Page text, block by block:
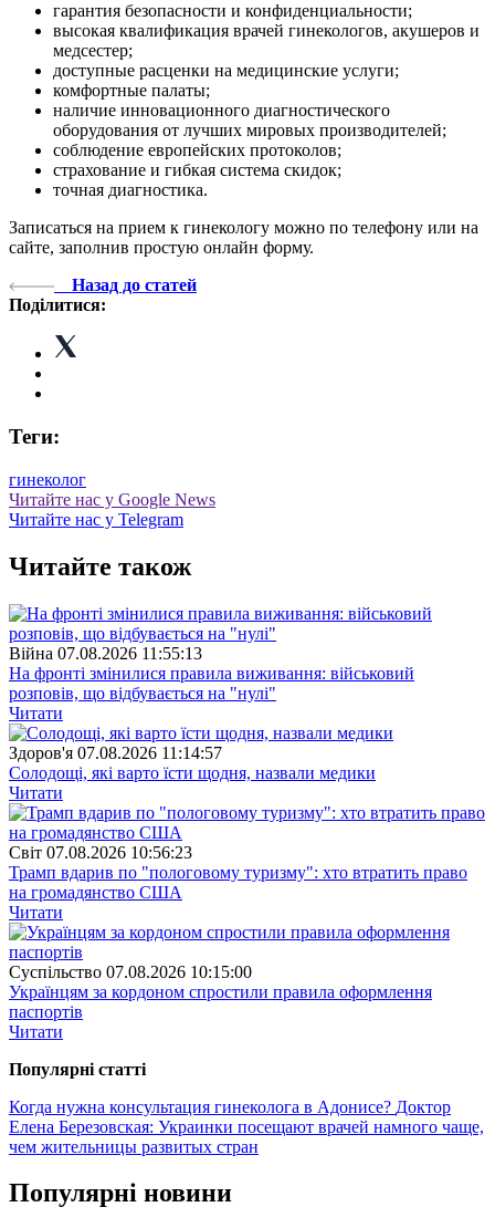
гарантия безопасности и конфиденциальности;
высокая квалификация врачей гинекологов, акушеров и
медсестер;
доступные расценки на медицинские услуги;
комфортные палаты;
наличие инновационного диагностического
оборудования от лучших мировых производителей;
соблюдение европейских протоколов;
страхование и гибкая система скидок;
точная диагностика.
Записаться на прием к гинекологу можно по телефону или на
сайте, заполнив простую онлайн форму.
Назад до статей
Поділитися:
Теги:
гинеколог
Читайте нас у Google News
Читайте нас у Telegram
Читайте також
Війна 07.08.2026 11:55:13
На фронті змінилися правила виживання: військовий
розповів, що відбувається на "нулі"
Читати
Здоров'я 07.08.2026 11:14:57
Солодощі, які варто їсти щодня, назвали медики
Читати
Свiт 07.08.2026 10:56:23
Трамп вдарив по "пологовому туризму": хто втратить право
на громадянство США
Читати
Суспiльство 07.08.2026 10:15:00
Українцям за кордоном спростили правила оформлення
паспортів
Читати
Популярнi статтi
Когда нужна консультация гинеколога в Адонисе? Доктор
Елена Березовская: Украинки посещают врачей намного чаще,
чем жительницы развитых стран
Популярнi новини